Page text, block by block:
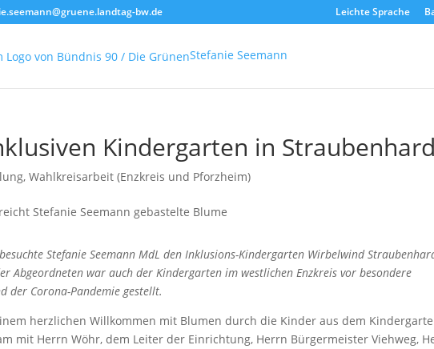
bw.de Leichte Sprache
Stefanie Seemann
Kindergarten in
,Wahlkreisarbeit (Enzkreis und Pforzheim)
Stefanie Seemann MdL den Inklusions-Kindergarten Wirbelwind
Abgeordneten war auch der Kindergarten im westlichen Enzkreis vor besondere
der Corona-Pandemie gestellt.
herzlichen Willkommen mit Blumen durch die Kinder aus dem
mit Herrn Wöhr, dem Leiter der Einrichtung, Herrn Bürgermeister Viehweg,